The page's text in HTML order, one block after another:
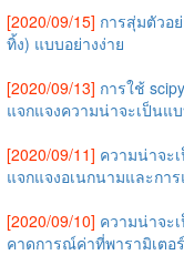
[2020/09/15] การสุ่มตัวอ
ทิ้ง) แบบอย่างง่าย
[2020/09/13] การใช้
แจกแจงความน่าจะเป็นแ
[2020/09/11] ความน่าจะ
แจกแจงอเนกนามและกา
[2020/09/10] ความน่าจะ
คาดการณ์ค่าที่พารามิเต